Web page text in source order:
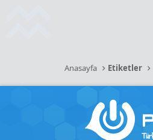
Anasayfa Etiketler